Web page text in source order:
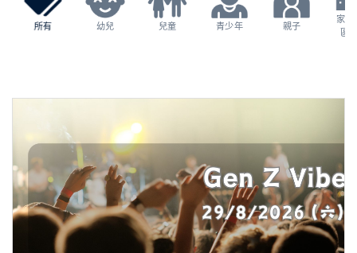
所有 幼兒 兒童 青少年 親子
家長
區